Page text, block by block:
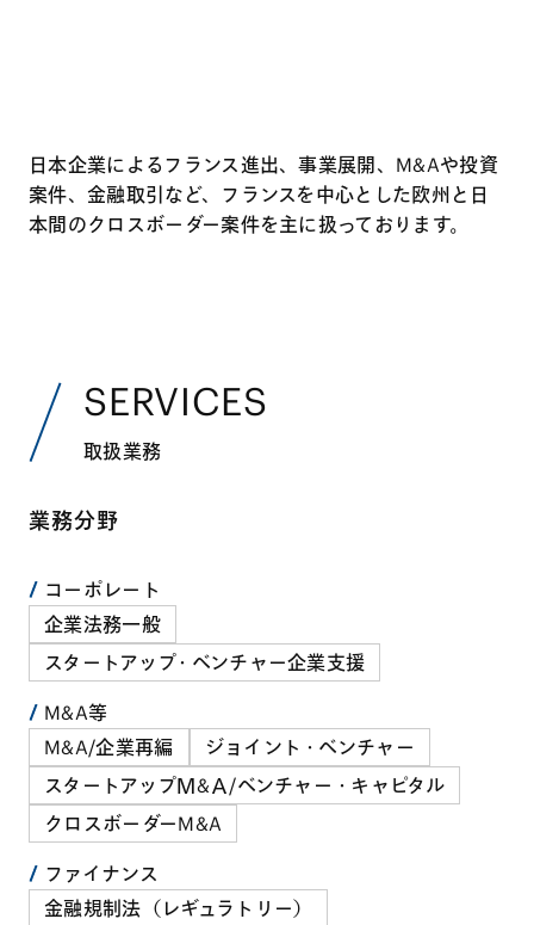
日本企業によるフランス進出、事業展開、M&Aや投資
案件、金融取引など、フランスを中心とした欧州と日
本間のクロスボーダー案件を主に扱っております。
SERVICES
取扱業務
業務分野
コーポレート
企業法務一般
スタートアップ・ベンチャー企業支援
M&A等
M&A/企業再編
ジョイント・ベンチャー
スタートアップＭ&Ａ/ベンチャー・キャピタル
クロスボーダーM&A
ファイナンス
金融規制法（レギュラトリー）